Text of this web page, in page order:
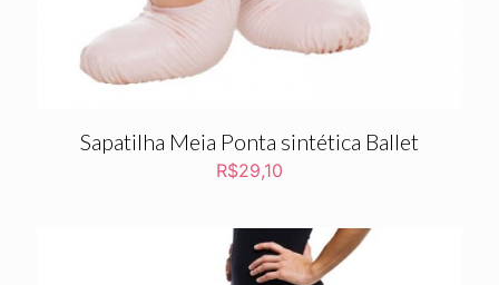
Sapatilha Meia Ponta sintética Ballet
R$29,10